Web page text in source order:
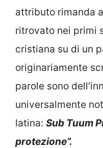
attributo rimanda
ritrovato nei primi
cristiana su di un
originariamente
parole sono
universalmente
latina: Sub Tuum
protezione”.